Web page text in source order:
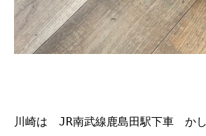
川崎は JR南武線鹿島田駅下車 か